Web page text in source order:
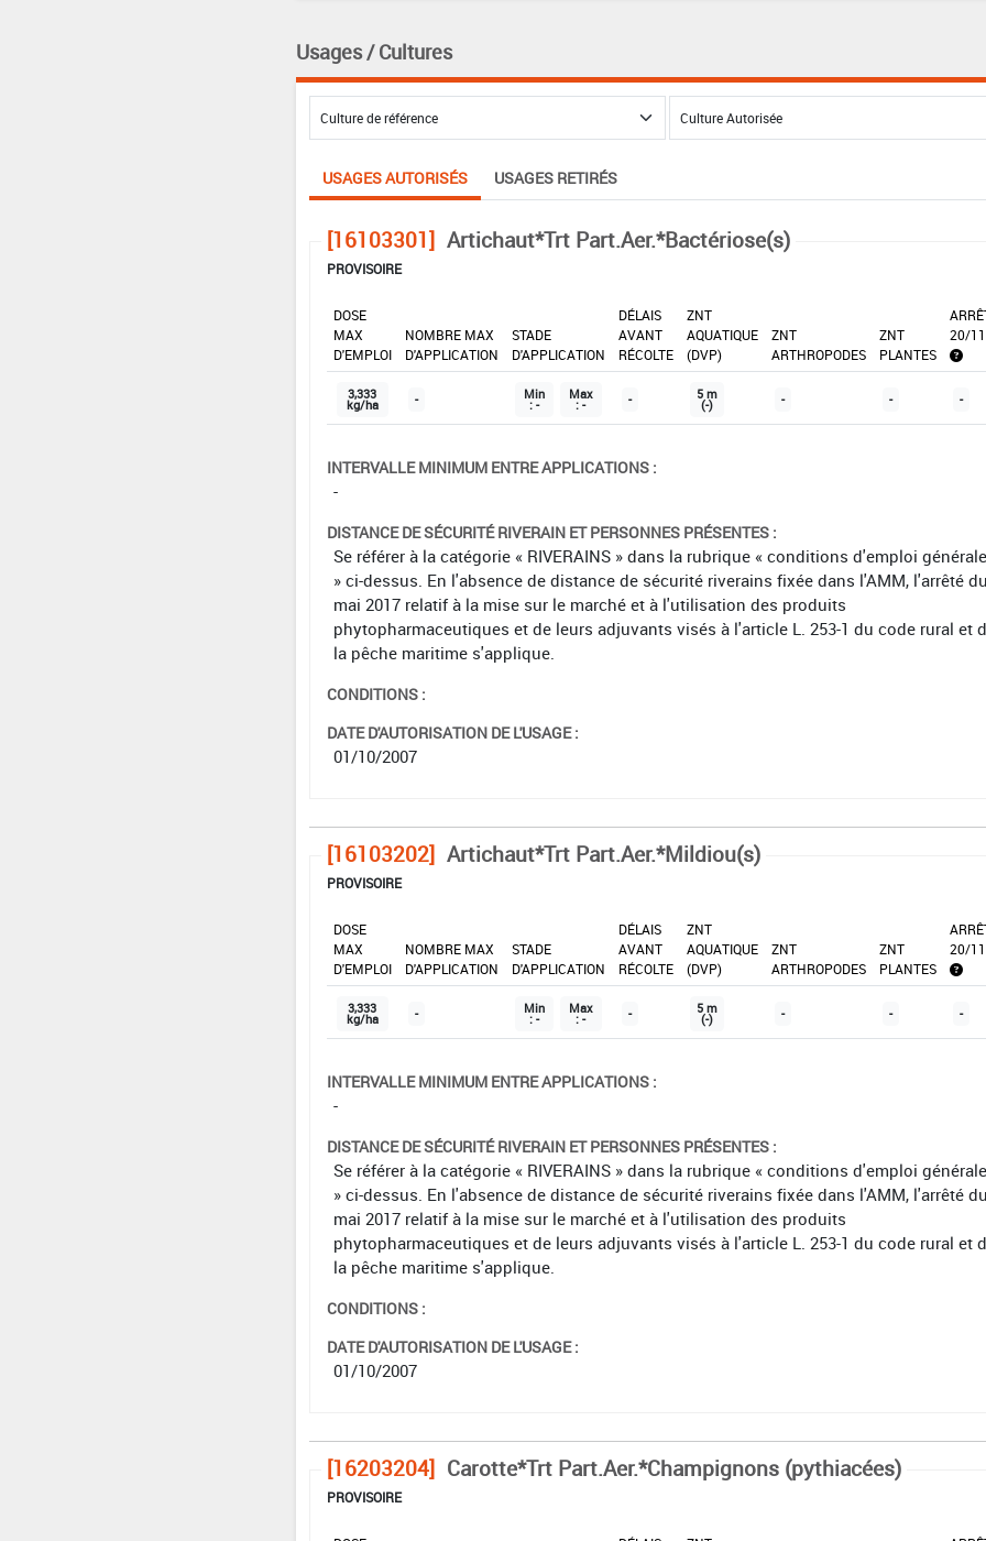
Usages / Cultures
USAGES AUTORISÉS USAGES RETIRÉS
[16103301] Artichaut*Trt Part.Aer.*Bactériose(s)
PROVISOIRE
DOSE
MAX
D'EMPLOI
NOMBRE MAX
D'APPLICATION
STADE
D'APPLICATION
DÉLAIS
AVANT
RÉCOLTE
ZNT
AQUATIQUE
(DVP)
ZNT
ARTHROPODES
ZNT
PLANTES
20/
3,333
kg/ha - Min
: -
Max
: - - 5 m
(-) - - -
INTERVALLE MINIMUM ENTRE APPLICATIONS :
-
DISTANCE DE SÉCURITÉ RIVERAIN ET PERSONNES PRÉSENTES :
Se référer à la catégorie « RIVERAINS » dans la rubrique « conditions d'emploi
» ci-dessus. En l'absence de distance de sécurité riverains fixée dans l'AMM, l'arrêté
mai 2017 relatif à la mise sur le marché et à l'utilisation des produits
phytopharmaceutiques et de leurs adjuvants visés à l'article L. 253-1 du code rural et
la pêche maritime s'applique.
CONDITIONS :
DATE D'AUTORISATION DE L'USAGE :
01/10/2007
[16103202] Artichaut*Trt Part.Aer.*Mildiou(s)
PROVISOIRE
DOSE
MAX
D'EMPLOI
NOMBRE MAX
D'APPLICATION
STADE
D'APPLICATION
DÉLAIS
AVANT
RÉCOLTE
ZNT
AQUATIQUE
(DVP)
ZNT
ARTHROPODES
ZNT
PLANTES
20/
3,333
kg/ha - Min
: -
Max
: - - 5 m
(-) - - -
INTERVALLE MINIMUM ENTRE APPLICATIONS :
-
DISTANCE DE SÉCURITÉ RIVERAIN ET PERSONNES PRÉSENTES :
Se référer à la catégorie « RIVERAINS » dans la rubrique « conditions d'emploi
» ci-dessus. En l'absence de distance de sécurité riverains fixée dans l'AMM, l'arrêté
mai 2017 relatif à la mise sur le marché et à l'utilisation des produits
phytopharmaceutiques et de leurs adjuvants visés à l'article L. 253-1 du code rural et
la pêche maritime s'applique.
CONDITIONS :
DATE D'AUTORISATION DE L'USAGE :
01/10/2007
[16203204] Carotte*Trt Part.Aer.*Champignons (pythiacées)
PROVISOIRE